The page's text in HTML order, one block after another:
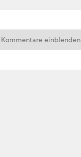
Kommentare einblenden